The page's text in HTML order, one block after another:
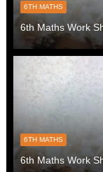
6TH MATHS
6th Maths Work
6TH MATHS
6th Maths Work